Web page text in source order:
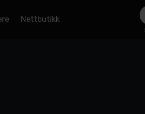
Nettbutikk